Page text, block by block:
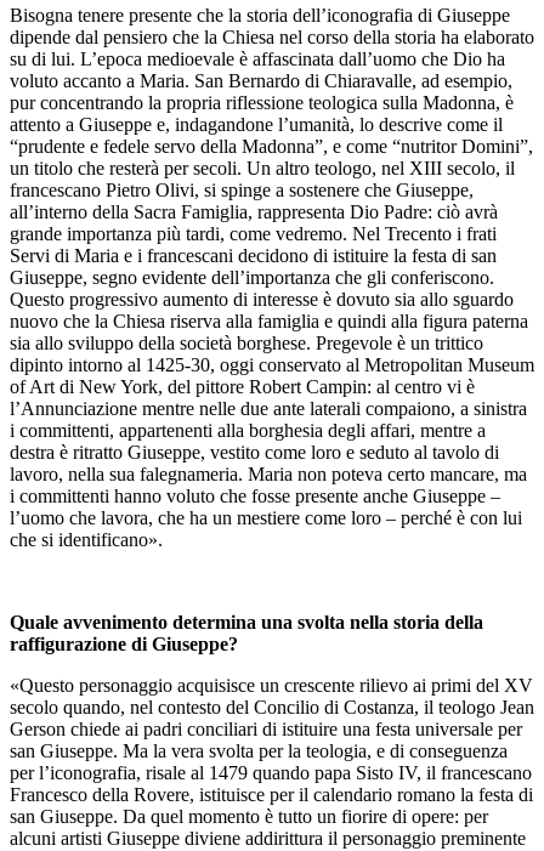
Bisogna tenere presente che la storia dell’iconografia di Giuseppe
dipende dal pensiero che la Chiesa nel corso della storia ha elaborato
su di lui. L’epoca medioevale è affascinata dall’uomo che Dio ha
voluto accanto a Maria. San Bernardo di Chiaravalle, ad esempio,
pur concentrando la propria riflessione teologica sulla Madonna, è
attento a Giuseppe e, indagandone l’umanità, lo descrive come il
“prudente e fedele servo della Madonna”, e come “nutritor Domini”,
un titolo che resterà per secoli. Un altro teologo, nel XIII secolo, il
francescano Pietro Olivi, si spinge a sostenere che Giuseppe,
all’interno della Sacra Famiglia, rappresenta Dio Padre: ciò avrà
grande importanza più tardi, come vedremo. Nel Trecento i frati
Servi di Maria e i francescani decidono di istituire la festa di san
Giuseppe, segno evidente dell’importanza che gli conferiscono.
Questo progressivo aumento di interesse è dovuto sia allo sguardo
nuovo che la Chiesa riserva alla famiglia e quindi alla figura paterna
sia allo sviluppo della società borghese. Pregevole è un trittico
dipinto intorno al 1425-30, oggi conservato al Metropolitan Museum
of Art di New York, del pittore Robert Campin: al centro vi è
l’Annunciazione mentre nelle due ante laterali compaiono, a sinistra
i committenti, appartenenti alla borghesia degli affari, mentre a
destra è ritratto Giuseppe, vestito come loro e seduto al tavolo di
lavoro, nella sua falegnameria. Maria non poteva certo mancare, ma
i committenti hanno voluto che fosse presente anche Giuseppe –
l’uomo che lavora, che ha un mestiere come loro – perché è con lui
che si identificano».
Quale avvenimento determina una svolta nella storia della
raffigurazione di Giuseppe?
«Questo personaggio acquisisce un crescente rilievo ai primi del XV
secolo quando, nel contesto del Concilio di Costanza, il teologo Jean
Gerson chiede ai padri conciliari di istituire una festa universale per
san Giuseppe. Ma la vera svolta per la teologia, e di conseguenza
per l’iconografia, risale al 1479 quando papa Sisto IV, il francescano
Francesco della Rovere, istituisce per il calendario romano la festa di
san Giuseppe. Da quel momento è tutto un fiorire di opere: per
alcuni artisti Giuseppe diviene addirittura il personaggio preminente